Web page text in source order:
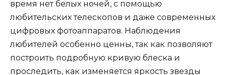
время нет белых ночей, с помощью
любительских телескопов и даже современных
цифровых фотоаппаратов. Наблюдения
любителей особенно ценны, так как позволяют
построить подробную кривую блеска и
проследить, как изменяется яркость звезды